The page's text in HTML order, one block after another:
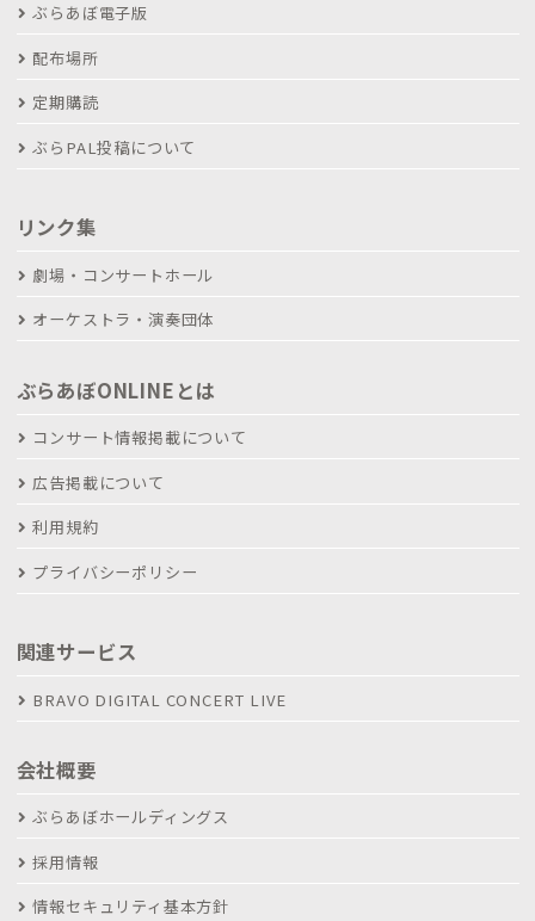
ぶらあぼ電子版
配布場所
定期購読
ぶらPAL投稿について
リンク集
劇場・コンサートホール
オーケストラ・演奏団体
ぶらあぼONLINEとは
コンサート情報掲載について
広告掲載について
利用規約
プライバシーポリシー
関連サービス
BRAVO DIGITAL CONCERT LIVE
会社概要
ぶらあぼホールディングス
採用情報
情報セキュリティ基本方針